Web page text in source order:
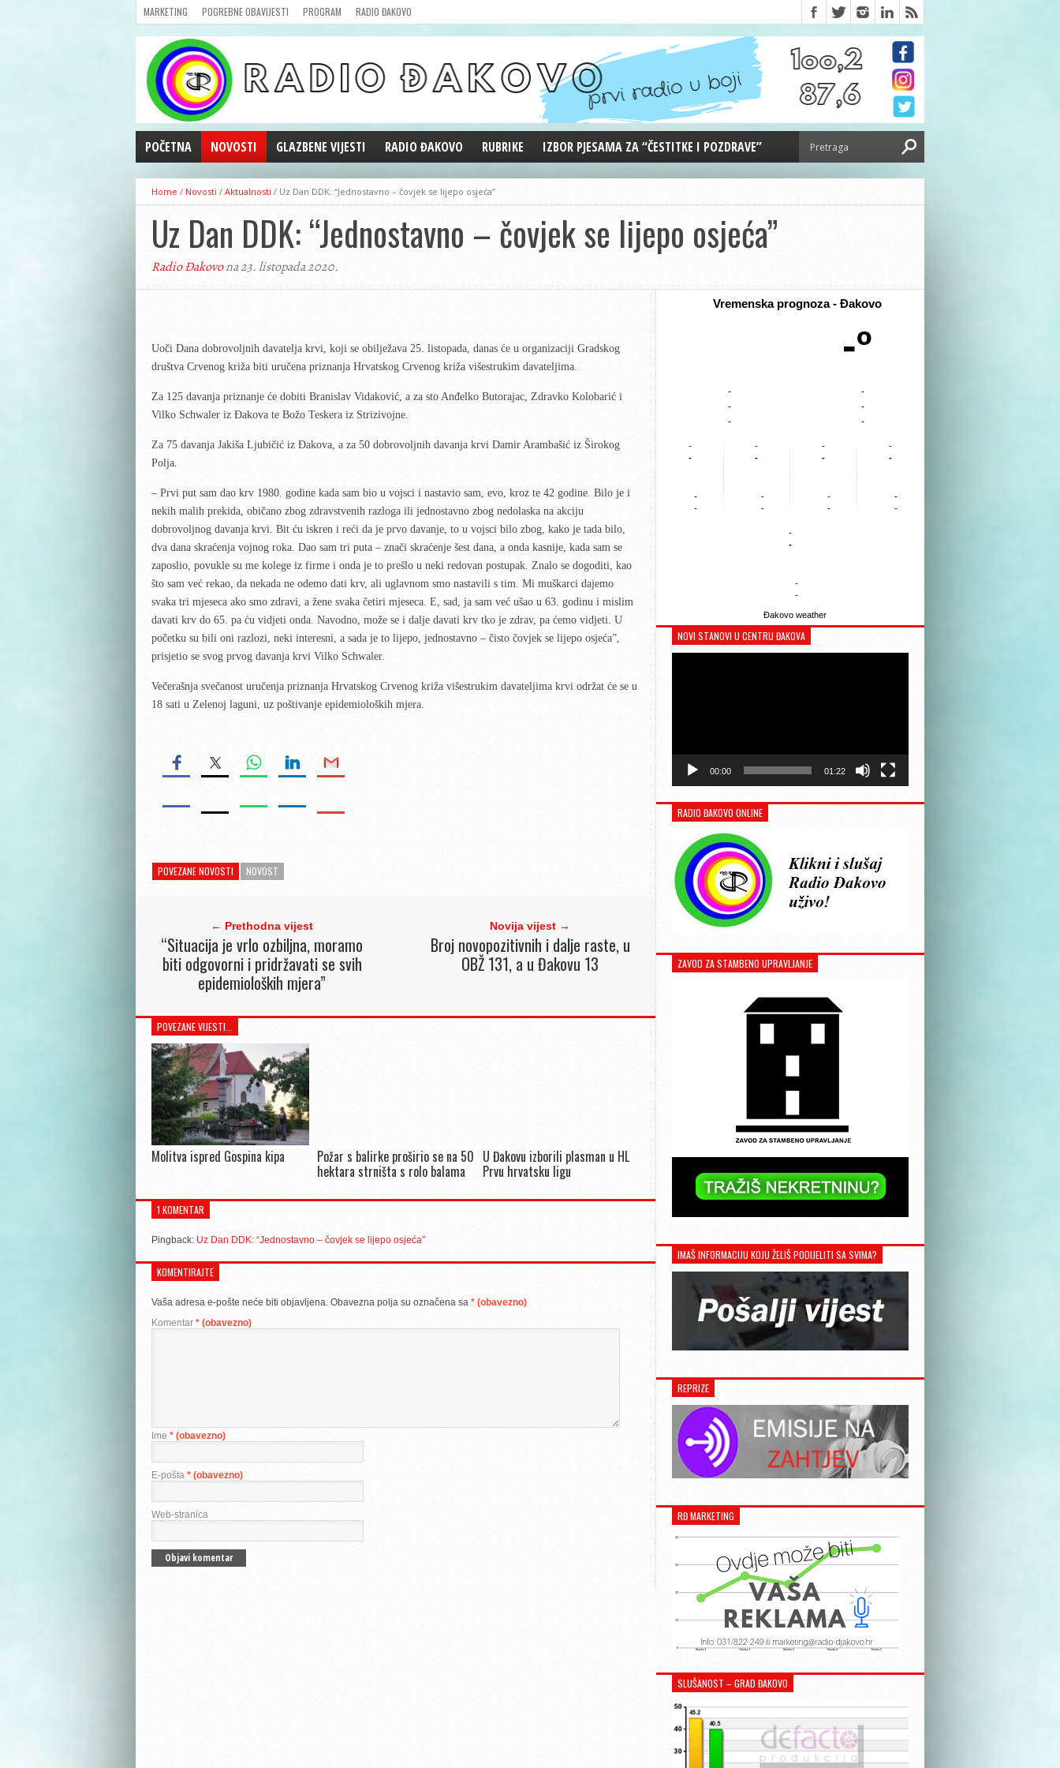
MARKETING POGREBNE OBAVIJESTI PROGRAM RADIO ĐAKOVO
POČETNA NOVOSTI
AKTUALNOSTI
CRNA KRONIKA
POLITIKA
ZANIMLJIVOSTI
GOSPODARSTVO
KULTURA
GLAZBENE VIJESTI RADIO ĐAKOVO
MARKETING
RUBRIKE
REPRIZE EMISIJA
DOBRE VIBRACIJE
ĐAKOVO GRADE
WEB ANKETA
IZBOR PJESAMA ZA “ČESTITKE I POZDRAVE”
Home / Novosti / Aktualnosti / Uz Dan DDK: “Jednostavno – čovjek se lijepo osjeća”
Uz Dan DDK: “Jednostavno – čovjek se lijepo osjeća”
Radio Đakovona 23. listopada 2020.
Uoči Dana dobrovoljnih davatelja krvi, koji se obilježava 25. listopada, danas će u organizaciji Gradskog
društva Crvenog križa biti uručena priznanja Hrvatskog Crvenog križa višestrukim davateljima.
Za 125 davanja priznanje će dobiti Branislav Vidaković, a za sto Anđelko Butorajac, Zdravko Kolobarić i
Vilko Schwaler iz Đakova te Božo Teskera iz Strizivojne.
Za 75 davanja Jakiša Ljubičić iz Đakova, a za 50 dobrovoljnih davanja krvi Damir Arambašić iz Širokog
Polja.
– Prvi put sam dao krv 1980. godine kada sam bio u vojsci i nastavio sam, evo, kroz te 42 godine. Bilo je i
nekih malih prekida, običano zbog zdravstvenih razloga ili jednostavno zbog nedolaska na akciju
dobrovoljnog davanja krvi. Bit ću iskren i reći da je prvo davanje, to u vojsci bilo zbog, kako je tada bilo,
dva dana skraćenja vojnog roka. Dao sam tri puta – znači skraćenje šest dana, a onda kasnije, kada sam se
zaposlio, povukle su me kolege iz firme i onda je to prešlo u neki redovan postupak. Znalo se dogoditi, kao
što sam već rekao, da nekada ne odemo dati krv, ali uglavnom smo nastavili s tim. Mi muškarci dajemo
svaka tri mjeseca ako smo zdravi, a žene svaka četiri mjeseca. E, sad, ja sam već ušao u 63. godinu i mislim
davati krv do 65. pa ću vidjeti onda. Navodno, može se i dalje davati krv tko je zdrav, pa ćemo vidjeti. U
početku su bili oni razlozi, neki interesni, a sada je to lijepo, jednostavno – čisto čovjek se lijepo osjeća”,
prisjetio se svog prvog davanja krvi Vilko Schwaler.
Večerašnja svečanost uručenja priznanja Hrvatskog Crvenog križa višestrukim davateljima krvi održat će se u
18 sati u Zelenoj laguni, uz poštivanje epidemioloških mjera.
POVEZANE NOVOSTI NOVOST
← Prethodna vijest
“Situacija je vrlo ozbiljna, moramo
biti odgovorni i pridržavati se svih
epidemioloških mjera”
Novija vijest →
Broj novopozitivnih i dalje raste, u
OBŽ 131, a u Đakovu 13
POVEZANE VIJESTI...
Molitva ispred Gospina kipa Požar s balirke proširio se na 50
hektara strništa s rolo balama
U Đakovu izborili plasman u HL
Prvu hrvatsku ligu
1 KOMENTAR
Pingback: Uz Dan DDK: “Jednostavno – čovjek se lijepo osjeća”
KOMENTIRAJTE
Vaša adresa e-pošte neće biti objavljena. Obavezna polja su označena sa * (obavezno)
Komentar * (obavezno)
Ime * (obavezno)
E-pošta * (obavezno)
Web-stranica
Vremenska prognoza - Đakovo
-º
-
-
-
-
-
-
-
-
-
-
-
-
-
-
-
-
-
-
-
-
-
-
-
-
-
-
Đakovo weather
NOVI STANOVI U CENTRU ĐAKOVA
00:00 01:22
RADIO ĐAKOVO ONLINE
ZAVOD ZA STAMBENO UPRAVLJANJE
IMAŠ INFORMACIJU KOJU ŽELIŠ PODIJELITI SA SVIMA?
REPRIZE
RĐ MARKETING
SLUŠANOST – GRAD ĐAKOVO